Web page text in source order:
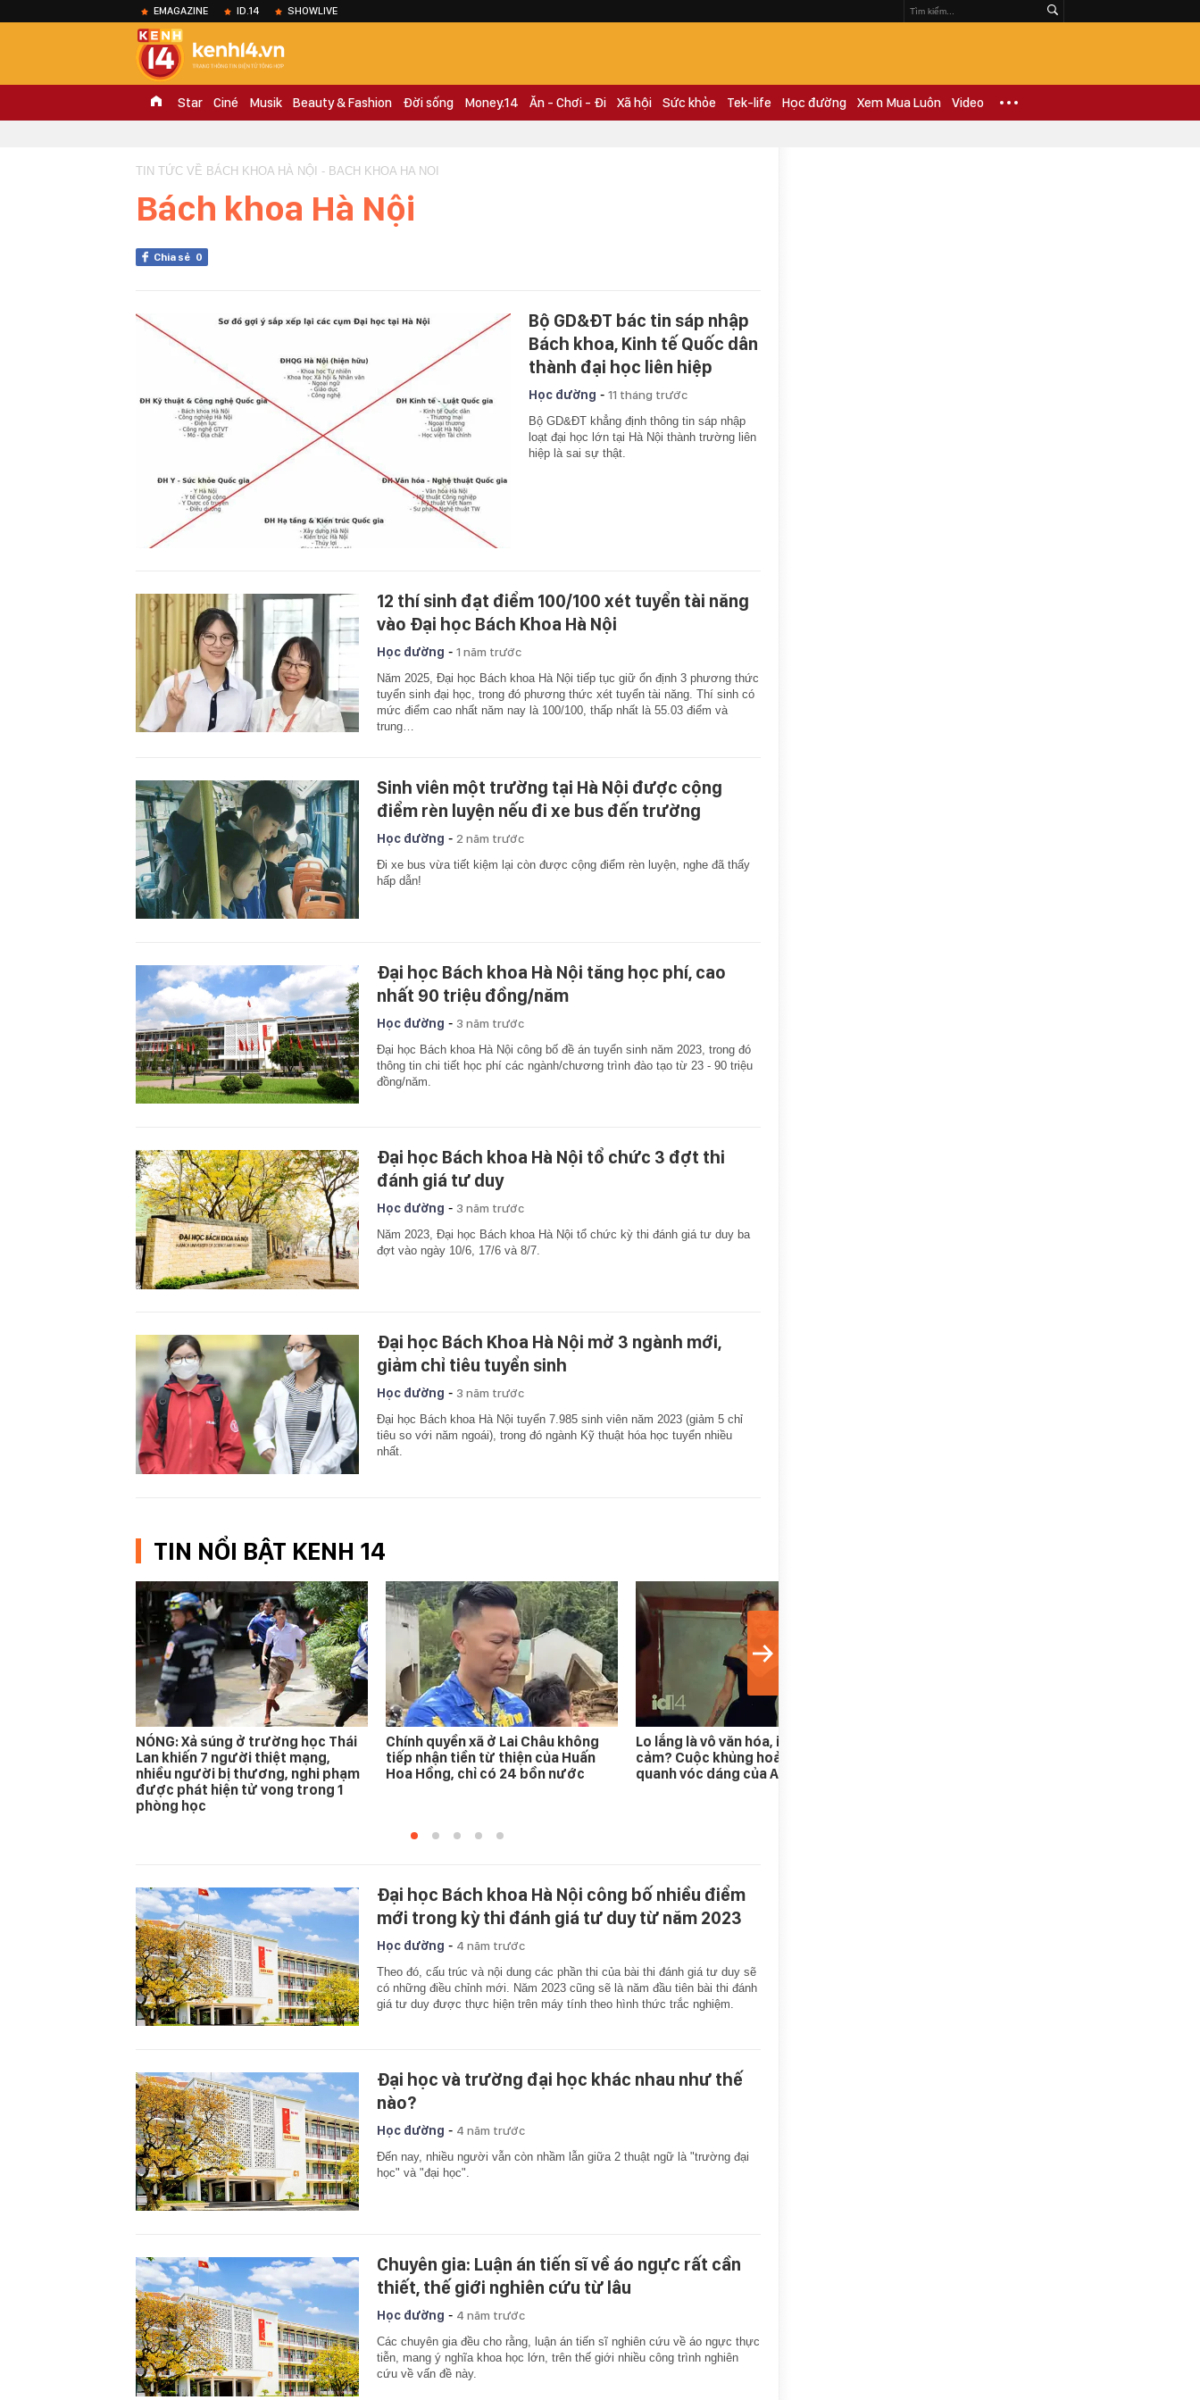
EMAGAZINE ID.14 SHOWLIVE
Star Ciné Musik Beauty & Fashion Đời sống Money.14 Ăn - Chơi - Đi Xã hội Sức khỏe Tek-life Học đường Xem Mua Luôn Video
TIN TỨC VỀ BÁCH KHOA HÀ NỘI - BACH KHOA HA NOI
Bách khoa Hà Nội
Chia sẻ 0
Bộ GD&ĐT bác tin sáp nhập
Bách khoa, Kinh tế Quốc dân
thành đại học liên hiệp
Học đường - 11 tháng trước
Bộ GD&ĐT khẳng định thông tin sáp nhập
loạt đại học lớn tại Hà Nội thành trường liên
hiệp là sai sự thật.
12 thí sinh đạt điểm 100/100 xét tuyển tài năng
vào Đại học Bách Khoa Hà Nội
Học đường - 1 năm trước
Năm 2025, Đại học Bách khoa Hà Nội tiếp tục giữ ổn định 3 phương thức
tuyển sinh đại học, trong đó phương thức xét tuyển tài năng. Thí sinh có
mức điểm cao nhất năm nay là 100/100, thấp nhất là 55.03 điểm và
trung…
Sinh viên một trường tại Hà Nội được cộng
điểm rèn luyện nếu đi xe bus đến trường
Học đường - 2 năm trước
Đi xe bus vừa tiết kiệm lại còn được cộng điểm rèn luyện, nghe đã thấy
hấp dẫn!
Đại học Bách khoa Hà Nội tăng học phí, cao
nhất 90 triệu đồng/năm
Học đường - 3 năm trước
Đại học Bách khoa Hà Nội công bố đề án tuyển sinh năm 2023, trong đó
thông tin chi tiết học phí các ngành/chương trình đào tạo từ 23 - 90 triệu
đồng/năm.
Đại học Bách khoa Hà Nội tổ chức 3 đợt thi
đánh giá tư duy
Học đường - 3 năm trước
Năm 2023, Đại học Bách khoa Hà Nội tổ chức kỳ thi đánh giá tư duy ba
đợt vào ngày 10/6, 17/6 và 8/7.
Đại học Bách Khoa Hà Nội mở 3 ngành mới,
giảm chỉ tiêu tuyển sinh
Học đường - 3 năm trước
Đại học Bách khoa Hà Nội tuyển 7.985 sinh viên năm 2023 (giảm 5 chỉ
tiêu so với năm ngoái), trong đó ngành Kỹ thuật hóa học tuyển nhiều
nhất.
TIN NỔI BẬT KENH 14
NÓNG: Xả súng ở trường học Thái
Lan khiến 7 người thiệt mạng,
nhiều người bị thương, nghi phạm
được phát hiện tử vong trong 1
phòng học
Chính quyền xã ở Lai Châu không
tiếp nhận tiền từ thiện của Huấn
Hoa Hồng, chỉ có 24 bồn nước
Lo lắng là vô văn hóa, im lặng là vô
cảm? Cuộc khủng hoảng ứng xử
quanh vóc dáng của Ariana Grande
Đại học Bách khoa Hà Nội công bố nhiều điểm
mới trong kỳ thi đánh giá tư duy từ năm 2023
Học đường - 4 năm trước
Theo đó, cấu trúc và nội dung các phần thi của bài thi đánh giá tư duy sẽ
có những điều chỉnh mới. Năm 2023 cũng sẽ là năm đầu tiên bài thi đánh
giá tư duy được thực hiện trên máy tính theo hình thức trắc nghiệm.
Đại học và trường đại học khác nhau như thế
nào?
Học đường - 4 năm trước
Đến nay, nhiều người vẫn còn nhầm lẫn giữa 2 thuật ngữ là "trường đại
học" và "đại học".
Chuyên gia: Luận án tiến sĩ về áo ngực rất cần
thiết, thế giới nghiên cứu từ lâu
Học đường - 4 năm trước
Các chuyên gia đều cho rằng, luận án tiến sĩ nghiên cứu về áo ngực thực
tiễn, mang ý nghĩa khoa học lớn, trên thế giới nhiều công trình nghiên
cứu về vấn đề này.